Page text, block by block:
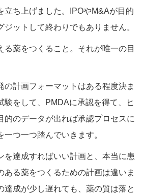
立ち上げました。IPOやM&Aが目的
ジットして終わりでもありません。
る薬をつくること。それが唯一の目
の計画フォーマットはある程度決ま
験をして、PMDAに承認を得て、ヒ
的のデータが出れば承認プロセスに
一つ一つ踏んでいきます。
を達成すればいい計画と、本当に患
ある薬をつくるための計画は違いま
達成が少し遅れても、薬の質は落と